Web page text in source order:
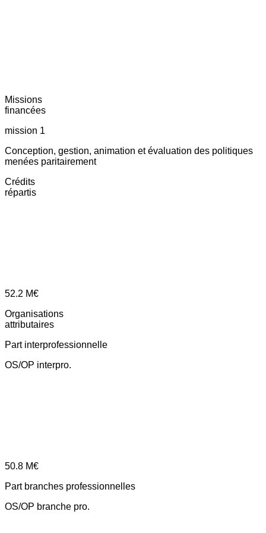
Missions
financées
mission 1
Conception, gestion, animation et évaluation des politiques
menées paritairement
Crédits
répartis
52.2 M€
Organisations
attributaires
Part interprofessionnelle
OS/OP interpro.
50.8 M€
Part branches professionnelles
OS/OP branche pro.